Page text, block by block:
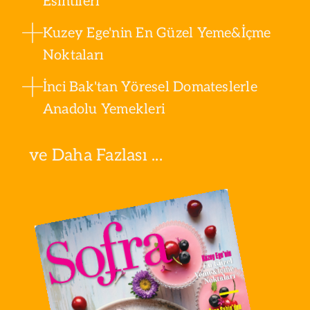
Kuzey Ege'nin En Güzel Yeme&İçme
Noktaları
İnci Bak'tan Yöresel Domateslerle
Anadolu Yemekleri
ve Daha Fazlası ...